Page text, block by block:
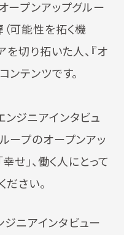
ープンアップグルー
可能性を拓く機
を切り拓いた人、『オ
ンテンツです。
ジニアインタビュ
ープのオープンアッ
せ」、働く人にとって
ださい。
アインタビュー